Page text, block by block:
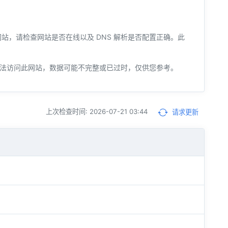
，请检查网站是否在线以及 DNS 解析是否配置正确。此
问此网站，数据可能不完整或已过时，仅供您参考。
上次检查时间: 2026-07-21 03:44 请求更新